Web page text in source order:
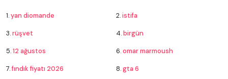
1.yan diomande 2.istifa
3.rüşvet 4.birgün
5.12 ağustos 6.omar marmoush
7.fındık fiyatı 2026 8.gta 6